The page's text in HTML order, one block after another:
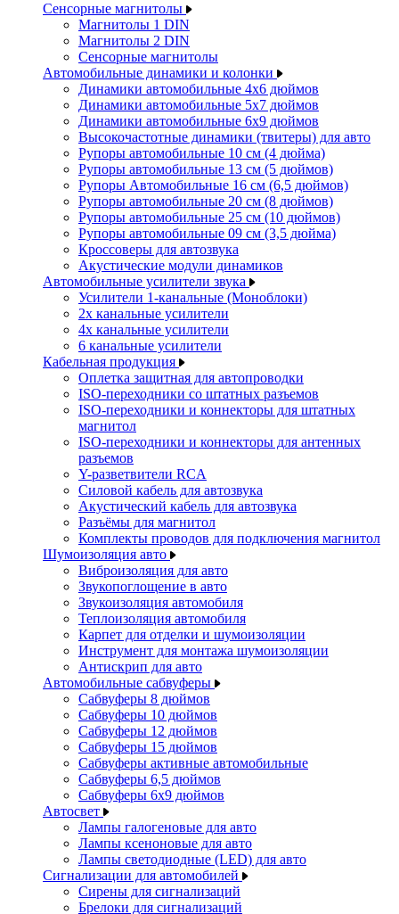
Сенсорные магнитолы
Магнитолы 1 DIN
Магнитолы 2 DIN
Сенсорные магнитолы
Автомобильные динамики и колонки
Динамики автомобильные 4x6 дюймов
Динамики автомобильные 5x7 дюймов
Динамики автомобильные 6x9 дюймов
Высокочастотные динамики (твитеры) для авто
Рупоры автомобильные 10 см (4 дюйма)
Рупоры автомобильные 13 см (5 дюймов)
Рупоры Автомобильные 16 см (6,5 дюймов)
Рупоры автомобильные 20 см (8 дюймов)
Рупоры автомобильные 25 см (10 дюймов)
Рупоры автомобильные 09 см (3,5 дюйма)
Кроссоверы для автозвука
Акустические модули динамиков
Автомобильные усилители звука
Усилители 1-канальные (Моноблоки)
2х канальные усилители
4х канальные усилители
6 канальные усилители
Кабельная продукция
Оплетка защитная для автопроводки
ISO-переходники со штатных разъемов
ISO-переходники и коннекторы для штатных
магнитол
ISO-переходники и коннекторы для антенных
разъемов
Y-разветвители RCA
Силовой кабель для автозвука
Акустический кабель для автозвука
Разъёмы для магнитол
Комплекты проводов для подключения магнитол
Шумоизоляция авто
Виброизоляция для авто
Звукопоглощение в авто
Звукоизоляция автомобиля
Теплоизоляция автомобиля
Карпет для отделки и шумоизоляции
Инструмент для монтажа шумоизоляции
Антискрип для авто
Автомобильные сабвуферы
Сабвуферы 8 дюймов
Сабвуферы 10 дюймов
Сабвуферы 12 дюймов
Сабвуферы 15 дюймов
Сабвуферы активные автомобильные
Сабвуферы 6,5 дюймов
Сабвуферы 6x9 дюймов
Автосвет
Лампы галогеновые для авто
Лампы ксеноновые для авто
Лампы светодиодные (LED) для авто
Сигнализации для автомобилей
Сирены для сигнализаций
Брелоки для сигнализаций